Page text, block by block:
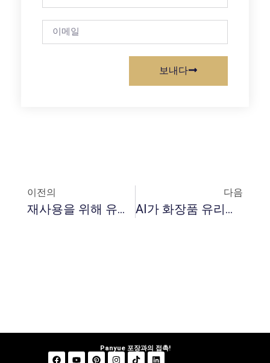
보내다
이전의
재사용을 위해 유리 에센셜 오일 병에서 라벨을 청소하는 방법
다음
AI가 화장품 유리병 포장을 재설계하는 방법?
Panyue 포장과의 접촉!